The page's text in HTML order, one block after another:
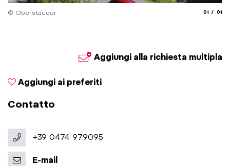
© Oberstauder 01 01
Aggiungi alla richiesta multipla
Aggiungi ai preferiti
Contatto
+39 0474 979095
E-mail